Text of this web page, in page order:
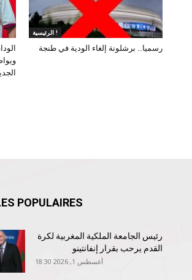
الرئيسية !
رسميا.. برشلونة إلغاء الودية في طنجة
POPULAIRES
رئيس الجامعة الملكية المغربية لكرة
القدم يرحب بقرار إنفانتينو
أغسطس 1, 2026 18:30